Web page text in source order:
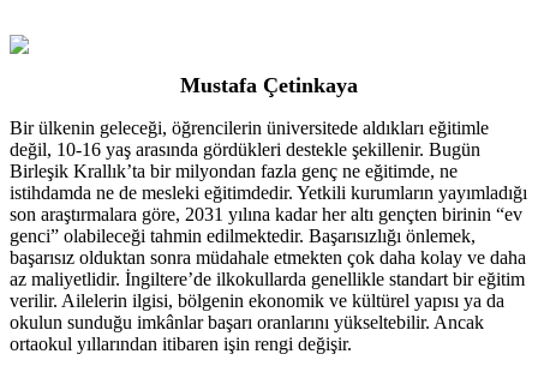
Mustafa Çetinkaya
Bir ülkenin geleceği, öğrencilerin üniversitede aldıkları eğitimle
değil, 10-16 yaş arasında gördükleri destekle şekillenir. Bugün
Birleşik Krallık’ta bir milyondan fazla genç ne eğitimde, ne
istihdamda ne de mesleki eğitimdedir. Yetkili kurumların yayımladığı
son araştırmalara göre, 2031 yılına kadar her altı gençten birinin “ev
genci” olabileceği tahmin edilmektedir. Başarısızlığı önlemek,
başarısız olduktan sonra müdahale etmekten çok daha kolay ve daha
az maliyetlidir. İngiltere’de ilkokullarda genellikle standart bir eğitim
verilir. Ailelerin ilgisi, bölgenin ekonomik ve kültürel yapısı ya da
okulun sunduğu imkânlar başarı oranlarını yükseltebilir. Ancak
ortaokul yıllarından itibaren işin rengi değişir.